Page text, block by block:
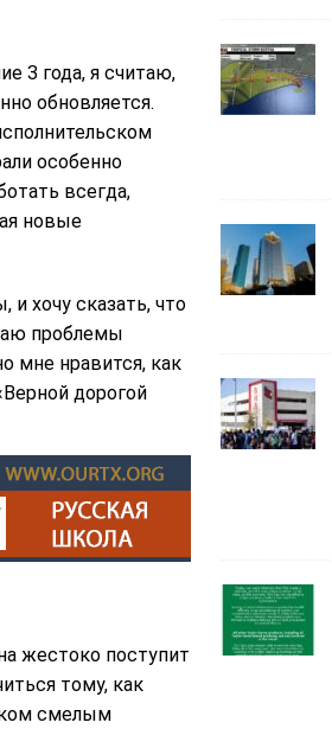
3 года, я считаю,
обновляется.
особенно
всегда,
новые
хочу сказать, что
проблемы
мне нравится, как
дорогой
жестоко поступит
тому, как
смелым